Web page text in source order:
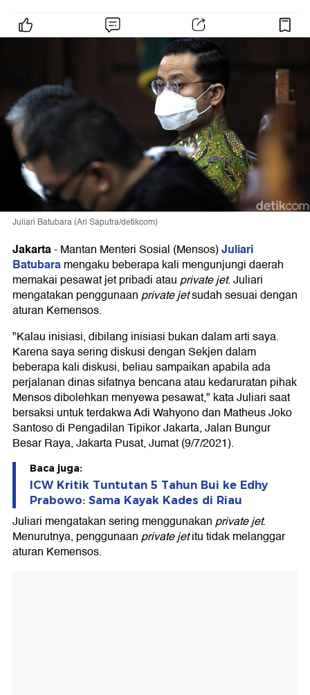
Juliari Batubara (Ari Saputra/detikcom)
Jakarta-Mantan Menteri Sosial (Mensos)Juliari
Batubaramengaku beberapa kali mengunjungi daerah
memakai pesawat jet pribadi atauprivate jet. Juliari
mengatakan penggunaanprivate jetsudah sesuai dengan
aturan Kemensos.
"Kalau inisiasi, dibilang inisiasi bukan dalam arti saya.
Karena saya sering diskusi dengan Sekjen dalam
beberapa kali diskusi, beliau sampaikan apabila ada
perjalanan dinas sifatnya bencana atau kedaruratan pihak
Mensos dibolehkan menyewa pesawat," kata Juliari saat
bersaksi untuk terdakwa Adi Wahyono dan Matheus Joko
Santoso di Pengadilan Tipikor Jakarta, Jalan Bungur
Besar Raya, Jakarta Pusat, Jumat (9/7/2021).
Baca juga:
ICW Kritik Tuntutan 5 Tahun Bui ke Edhy
Prabowo: Sama Kayak Kades di Riau
Juliari mengatakan sering menggunakanprivate jet.
Menurutnya, penggunaanprivate jetitu tidak melanggar
aturan Kemensos.